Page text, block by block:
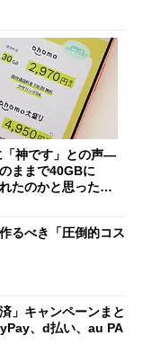
神です」との声―
ままで40GBに
れたのかと思った」
るべき「圧倒的コス
」キャンペーンまと
、d払い、au PA